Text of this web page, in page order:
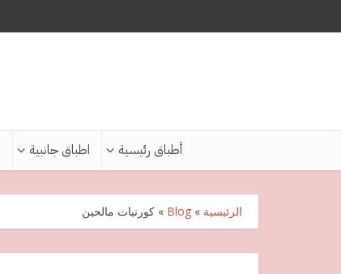
أطباق رئيسية اطباق جانبية
الرئيسية »
Blog
» كورنيات مالحين